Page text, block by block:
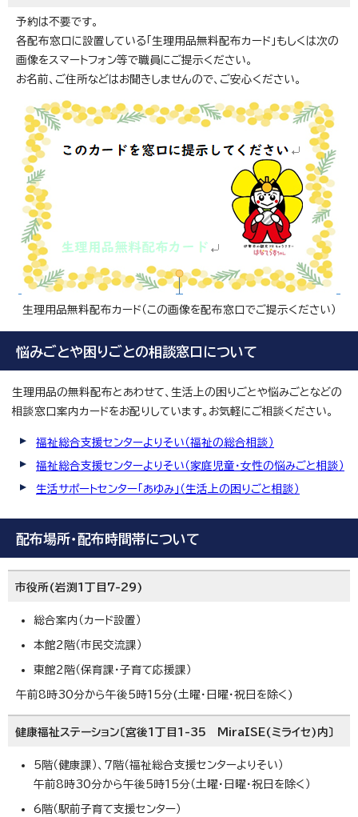
予約は不要です。
各配布窓口に設置している「生理用品無料配布カード」もしくは次の
画像をスマートフォン等で職員にご提示ください。
お名前、ご住所などはお聞きしませんので、ご安心ください。
生理用品無料配布カード（この画像を配布窓口でご提示ください）
悩みごとや困りごとの相談窓口について
生理用品の無料配布とあわせて、生活上の困りごとや悩みごとなどの
相談窓口案内カードをお配りしています。お気軽にご相談ください。
福祉総合支援センターよりそい（福祉の総合相談）
福祉総合支援センターよりそい（家庭児童・女性の悩みごと相談）
生活サポートセンター「あゆみ」（生活上の困りごと相談）
配布場所・配布時間帯について
市役所(岩渕1丁目7-29)
総合案内（カード設置）
本館2階（市民交流課）
東館2階（保育課・子育て応援課）
午前8時30分から午後5時15分(土曜・日曜・祝日を除く)
健康福祉ステーション〔宮後1丁目1-35 MiraISE(ミライセ)内〕
5階（健康課）、7階（福祉総合支援センターよりそい）
午前8時30分から午後5時15分（土曜・日曜・祝日を除く）
6階（駅前子育て支援センター）